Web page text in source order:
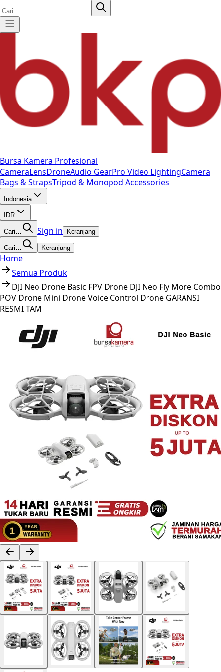
Bursa Kamera Profesional
CameraLensDroneAudio GearPro Video LightingCamera
Bags & StrapsTripod & Monopod Accessories
Indonesia
IDR
Cari… Sign in Keranjang
Cari… Keranjang
Home
Semua Produk
DJI Neo Drone Basic FPV Drone DJI Neo Fly More Combo
POV Drone Mini Drone Voice Control Drone GARANSI
RESMI TAM